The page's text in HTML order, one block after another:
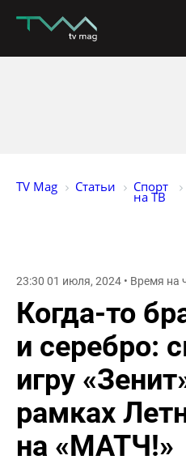
TV Mag Статьи Спорт
на ТВ
23:30 01 июля, 2024 • Время на
Когда-то
и серебро:
игру
рамках
на «МАТЧ!»